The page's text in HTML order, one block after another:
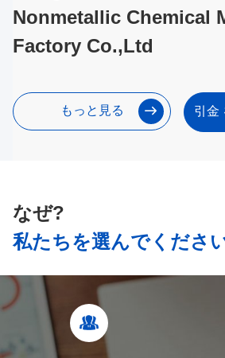
Nonmetallic Chemical
Factory Co.,Ltd
もっと見る 引金
なぜ?
私たちを選んでくださ